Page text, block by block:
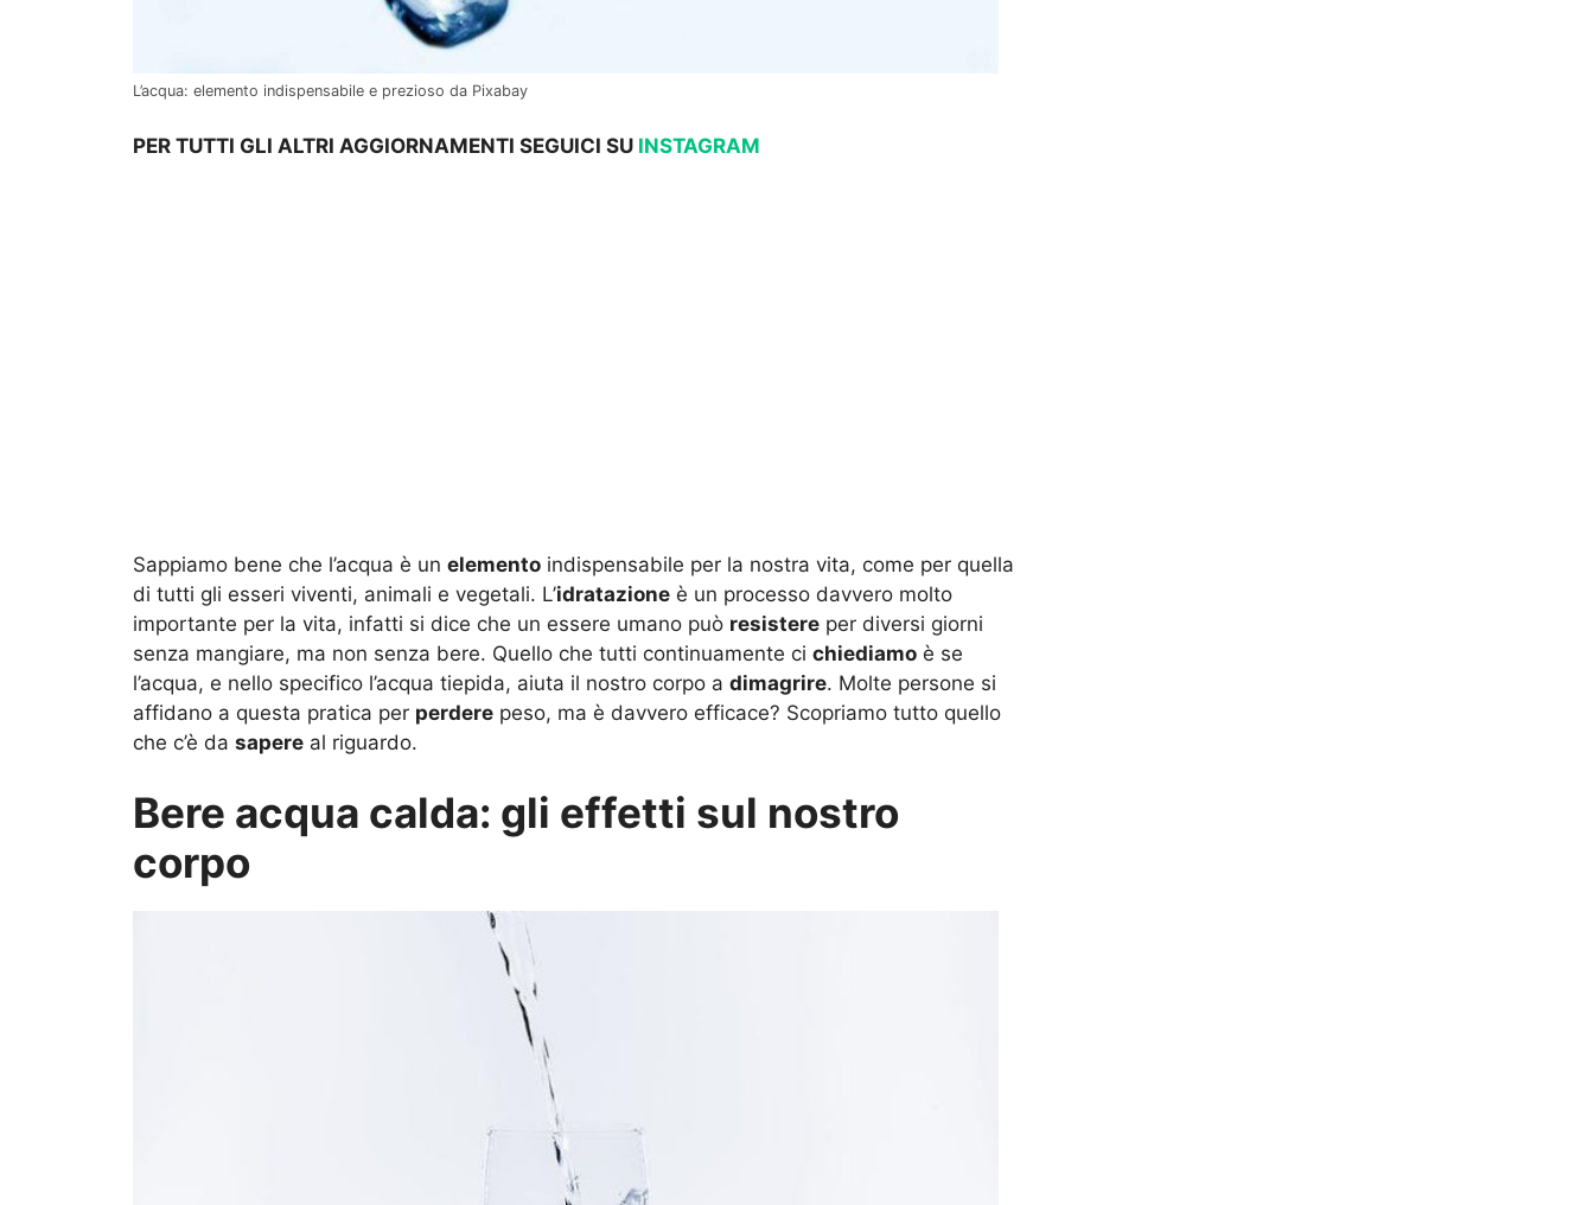
L’acqua: elemento indispensabile e prezioso da Pixabay
PER TUTTI GLI ALTRI AGGIORNAMENTI SEGUICI SU INSTAGRAM
Sappiamo bene che l’acqua è un elemento indispensabile per la nostra vita, come per quella
di tutti gli esseri viventi, animali e vegetali. L’idratazione è un processo davvero molto
importante per la vita, infatti si dice che un essere umano può resistere per diversi giorni
senza mangiare, ma non senza bere. Quello che tutti continuamente ci chiediamo è se
l’acqua, e nello specifico l’acqua tiepida, aiuta il nostro corpo a dimagrire. Molte persone si
affidano a questa pratica per perdere peso, ma è davvero efficace? Scopriamo tutto quello
che c’è da sapere al riguardo.
Bere acqua calda: gli effetti sul nostro
corpo